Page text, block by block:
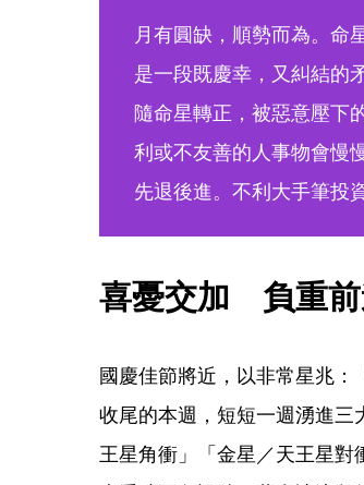
月有圓缺，順勢而為。命
是一段既慶幸，又糾結的
隨命星轉正，被惡意壓下
利或不友善的人事物會慢
先退後進。不利大手筆投
喜憂交加　負重
國慶佳節將近，以非常星兆：
收尾的本週，短短一週湧進
王星角衝」「金星／天王星